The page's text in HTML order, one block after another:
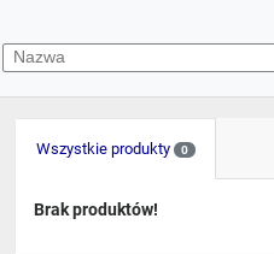
Wszystkie produkty 0
Brak produktów!